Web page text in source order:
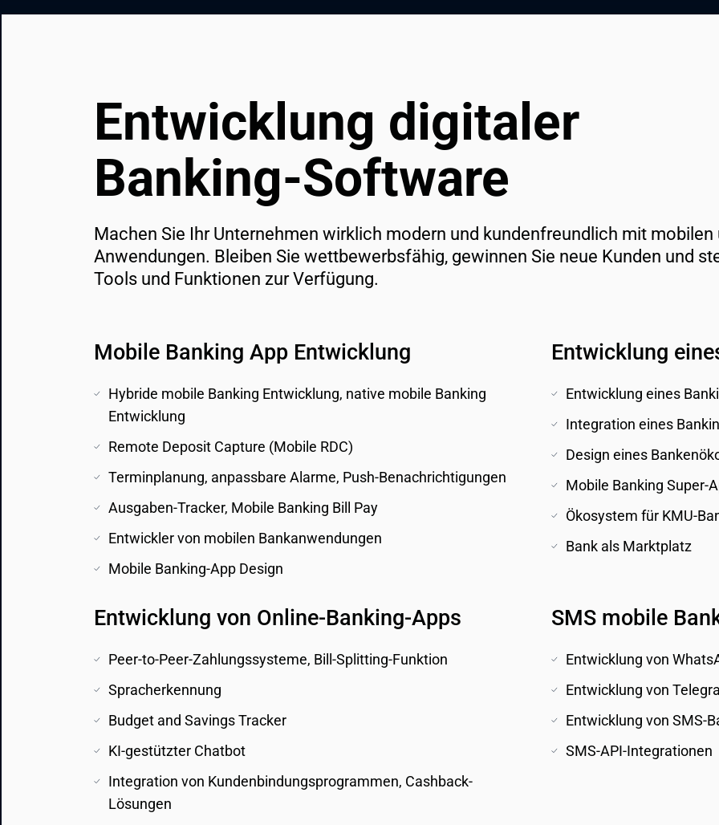
Entwicklung digitaler
Banking‑Software
Machen Sie Ihr Unternehmen wirklich modern und kundenfreundlich mit mobilen
Anwendungen. Bleiben Sie wettbewerbsfähig, gewinnen Sie neue Kunden und
Tools und Funktionen zur Verfügung.
Mobile Banking App Entwicklung
Hybride mobile Banking Entwicklung, native mobile Banking
Entwicklung
Remote Deposit Capture (Mobile RDC)
Terminplanung, anpassbare Alarme, Push-Benachrichtigungen
Ausgaben-Tracker, Mobile Banking Bill Pay
Entwickler von mobilen Bankanwendungen
Mobile Banking-App Design
Entwicklung
Entwicklung eines
Integration eines
Design eines
Mobile Banking Super-
Ökosystem für KMU-
Bank als Marktplatz
Entwicklung von Online-Banking-Apps
Peer-to-Peer-Zahlungssysteme, Bill-Splitting-Funktion
Spracherkennung
Budget and Savings Tracker
KI-gestützter Chatbot
Integration von Kundenbindungsprogrammen, Cashback-
Lösungen
SMS mobile
Entwicklung von
Entwicklung von
Entwicklung von SMS-
SMS-API-Integrationen